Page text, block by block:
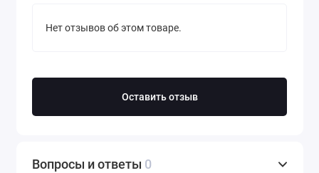
Нет отзывов об этом товаре.
Оставить отзыв
Вопросы и ответы 0